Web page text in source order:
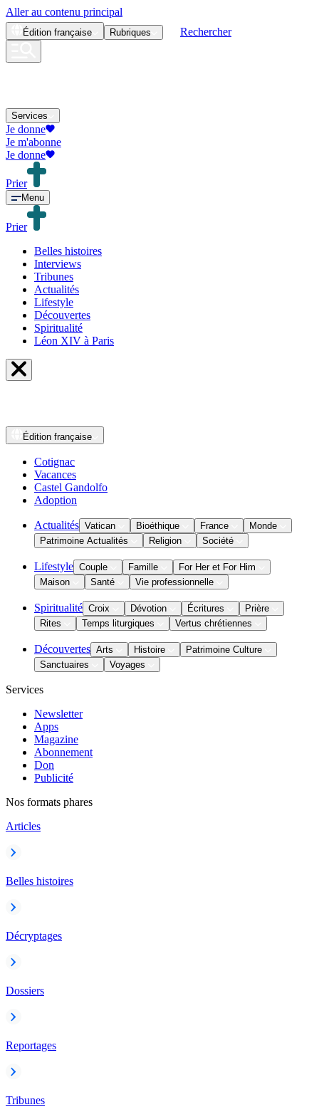
Aller au contenu principal
Édition française Rubriques Rechercher
Services
Je donne
Je m'abonne
Je donne
Prier
Menu
Prier
Belles histoires
Interviews
Tribunes
Actualités
Lifestyle
Découvertes
Spiritualité
Léon XIV à Paris
Édition française
Cotignac
Vacances
Castel Gandolfo
Adoption
Actualités Vatican Bioéthique France
Monde
Patrimoine Actualités
Religion Société
Lifestyle Couple Famille
For Her et For Him
Maison
Santé Vie professionnelle
Spiritualité Croix Dévotion Écritures
Prière
Rites
Temps liturgiques Vertus chrétiennes
Découvertes Arts Histoire
Patrimoine Culture
Sanctuaires
Voyages
Services
Newsletter
Apps
Magazine
Abonnement
Don
Publicité
Nos formats phares
Articles
Belles histoires
Décryptages
Dossiers
Reportages
Tribunes